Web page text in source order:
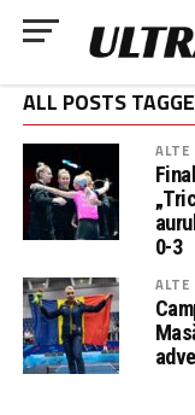
ALL POSTS
0-3